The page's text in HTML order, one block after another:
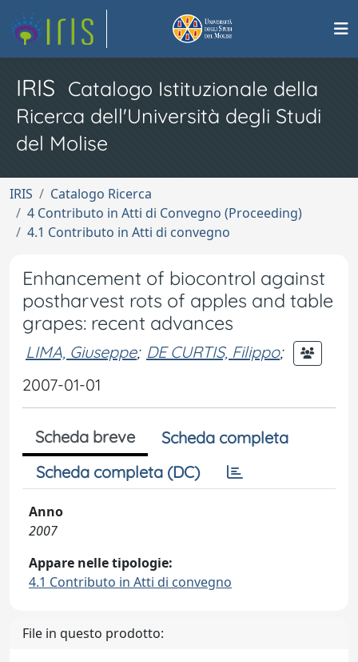
IRIS Catalogo Istituzionale della
Ricerca dell'Università degli Studi
del Molise
IRIS
Catalogo Ricerca
4 Contributo in Atti di Convegno (Proceeding)
4.1 Contributo in Atti di convegno
Enhancement of biocontrol against
postharvest rots of apples and table
grapes: recent advances
LIMA, Giuseppe; DE CURTIS, Filippo;
2007-01-01
Scheda breve
Scheda completa
Scheda completa (DC)
Anno
2007
Appare nelle tipologie:
4.1 Contributo in Atti di convegno
File in questo prodotto: